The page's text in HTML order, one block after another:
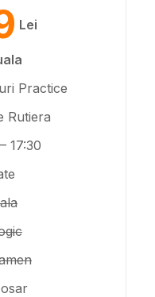
Lei
Practice
Rutiera
17:30